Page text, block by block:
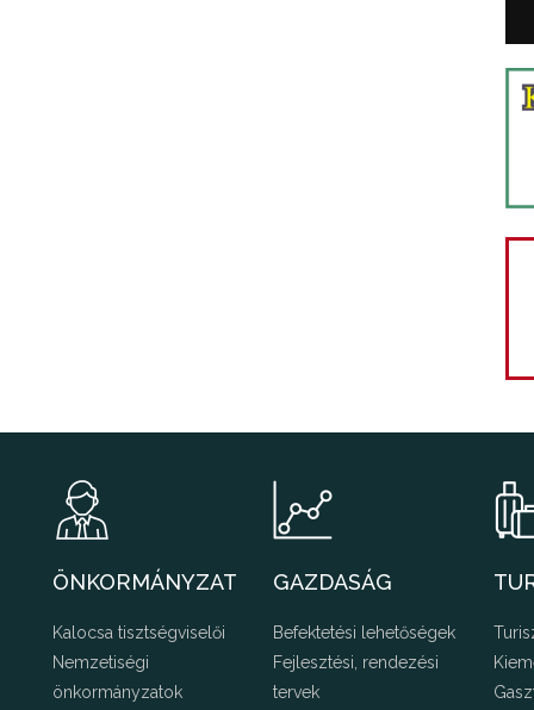
ÖNKORMÁNYZAT
Kalocsa tisztségviselői
Nemzetiségi
önkormányzatok
GAZDASÁG
Befektetési lehetőségek
Fejlesztési, rendezési
tervek